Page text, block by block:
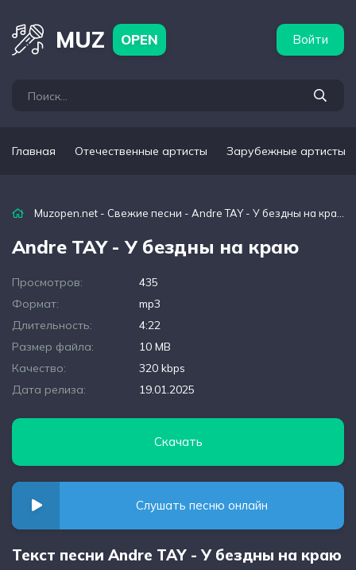
MUZ OPEN Войти
Главная Отечественные артисты Зарубежные артисты
Muzopen.net - Свежие песни - Andre TAY - У бездны на краю
Andre TAY - У бездны на краю
Просмотров:
435
Формат:
mp3
Длительность:
4:22
Размер файла:
10 MB
Качество:
320 kbps
Дата релиза:
19.01.2025
Скачать
Слушать песню онлайн
Текст песни Andre TAY - У бездны на краю
артисты Популярные подборки